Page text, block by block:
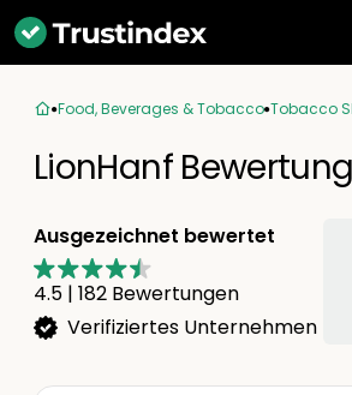
Food, Beverages & Tobacco Tobacco
LionHanf
Ausgezeichnet bewertet
4.5 | 182 Bewertungen
Verifiziertes Unternehmen